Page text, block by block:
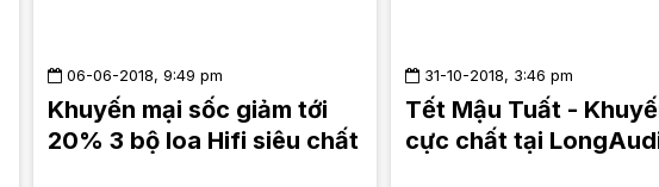
06-06-2018, 9:49 pm
Khuyến mại sốc giảm tới
20% 3 bộ loa Hifi siêu chất
31-10-2018, 3:46 pm
Tết Mậu Tuất -
cực chất tại